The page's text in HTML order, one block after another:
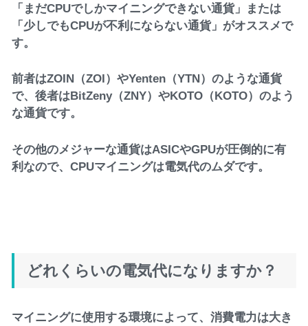
「まだCPUでしかマイニングできない通貨」または
「少しでもCPUが不利にならない通貨」がオススメで
す。
前者はZOIN（ZOI）やYenten（YTN）のような通貨
で、後者はBitZeny（ZNY）やKOTO（KOTO）のよう
な通貨です。
その他のメジャーな通貨はASICやGPUが圧倒的に有
利なので、CPUマイニングは電気代のムダです。
どれくらいの電気代になりますか？
マイニングに使用する環境によって、消費電力は大き